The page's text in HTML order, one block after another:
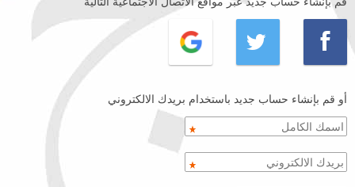
أو قم بإنشاء حساب جديد باستخدام بريدك الالكتروني